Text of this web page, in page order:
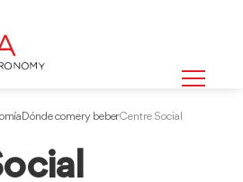
Dónde comer y beberCentre Social